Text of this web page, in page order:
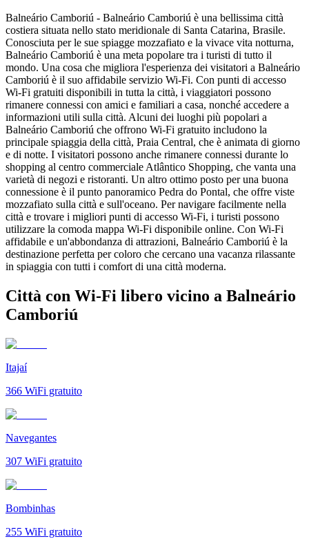
Balneário Camboriú - Balneário Camboriú è una bellissima città
costiera situata nello stato meridionale di Santa Catarina, Brasile.
Conosciuta per le sue spiagge mozzafiato e la vivace vita notturna,
Balneário Camboriú è una meta popolare tra i turisti di tutto il
mondo. Una cosa che migliora l'esperienza dei visitatori a Balneário
Camboriú è il suo affidabile servizio Wi-Fi. Con punti di accesso
Wi-Fi gratuiti disponibili in tutta la città, i viaggiatori possono
rimanere connessi con amici e familiari a casa, nonché accedere a
informazioni utili sulla città. Alcuni dei luoghi più popolari a
Balneário Camboriú che offrono Wi-Fi gratuito includono la
principale spiaggia della città, Praia Central, che è animata di giorno
e di notte. I visitatori possono anche rimanere connessi durante lo
shopping al centro commerciale Atlântico Shopping, che vanta una
varietà di negozi e ristoranti. Un altro ottimo posto per una buona
connessione è il punto panoramico Pedra do Pontal, che offre viste
mozzafiato sulla città e sull'oceano. Per navigare facilmente nella
città e trovare i migliori punti di accesso Wi-Fi, i turisti possono
utilizzare la comoda mappa Wi-Fi disponibile online. Con Wi-Fi
affidabile e un'abbondanza di attrazioni, Balneário Camboriú è la
destinazione perfetta per coloro che cercano una vacanza rilassante
in spiaggia con tutti i comfort di una città moderna.
Città con Wi-Fi libero vicino a Balneário
Camboriú
Itajaí
366 WiFi gratuito
Navegantes
307 WiFi gratuito
Bombinhas
255 WiFi gratuito